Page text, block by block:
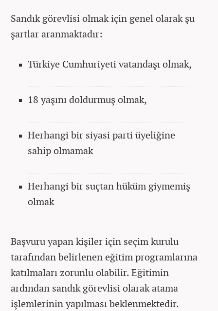
Sandık görevlisi olmak için genel olarak şu
şartlar aranmaktadır:
Türkiye Cumhuriyeti vatandaşı olmak,
18 yaşını doldurmuş olmak,
Herhangi bir siyasi parti üyeliğine
sahip olmamak
Herhangi bir suçtan hüküm giymemiş
olmak
Başvuru yapan kişiler için seçim kurulu
tarafından belirlenen eğitim programlarına
katılmaları zorunlu olabilir. Eğitimin
ardından sandık görevlisi olarak atama
işlemlerinin yapılması beklenmektedir.